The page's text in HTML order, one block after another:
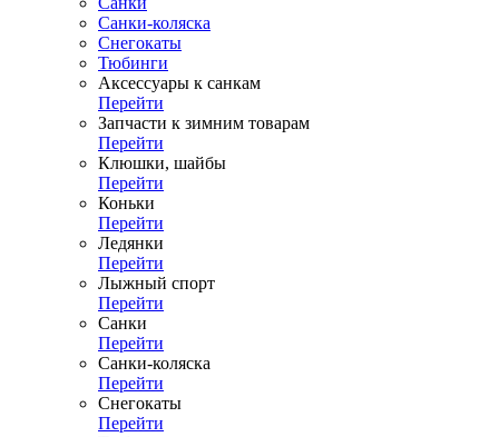
Санки-коляска
Снегокаты
Тюбинги
Аксессуары к санкам
Перейти
Запчасти к зимним товарам
Перейти
Клюшки, шайбы
Перейти
Коньки
Перейти
Ледянки
Перейти
Лыжный спорт
Перейти
Санки
Перейти
Санки-коляска
Перейти
Снегокаты
Перейти